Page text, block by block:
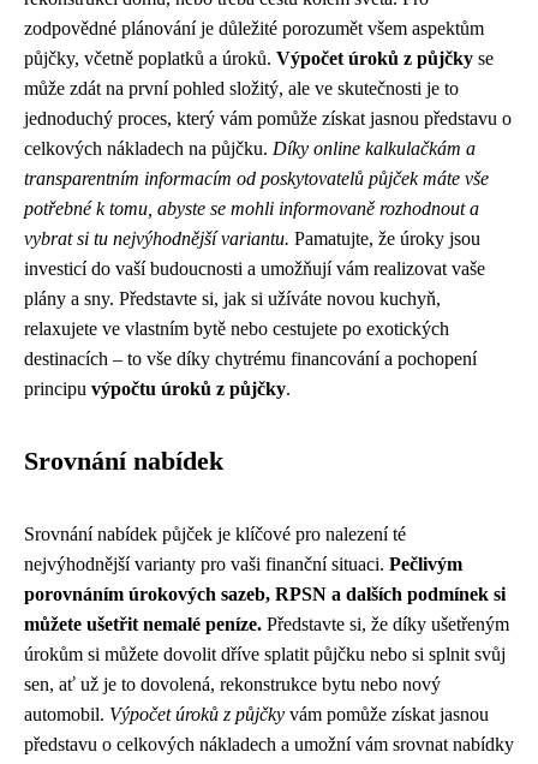
zodpovědné plánování je důležité porozumět všem aspektům
půjčky, včetně poplatků a úroků. Výpočet úroků z půjčky se
může zdát na první pohled složitý, ale ve skutečnosti je to
jednoduchý proces, který vám pomůže získat jasnou představu o
celkových nákladech na půjčku. Díky online kalkulačkám a
transparentním informacím od poskytovatelů půjček máte vše
potřebné k tomu, abyste se mohli informovaně rozhodnout a
vybrat si tu nejvýhodnější variantu. Pamatujte, že úroky jsou
investicí do vaší budoucnosti a umožňují vám realizovat vaše
plány a sny. Představte si, jak si užíváte novou kuchyň,
relaxujete ve vlastním bytě nebo cestujete po exotických
destinacích – to vše díky chytrému financování a pochopení
principu výpočtu úroků z půjčky.
Srovnání nabídek
Srovnání nabídek půjček je klíčové pro nalezení té
nejvýhodnější varianty pro vaši finanční situaci. Pečlivým
porovnáním úrokových sazeb, RPSN a dalších podmínek si
můžete ušetřit nemalé peníze. Představte si, že díky ušetřeným
úrokům si můžete dovolit dříve splatit půjčku nebo si splnit svůj
sen, ať už je to dovolená, rekonstrukce bytu nebo nový
automobil. Výpočet úroků z půjčky vám pomůže získat jasnou
představu o celkových nákladech a umožní vám srovnat nabídky